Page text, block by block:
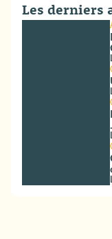
Les derniers